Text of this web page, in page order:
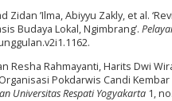
Zidan ’Ilma, Abiyyu Zakly, et al.
Budaya Lokal, Ngimbrang’.
Resha Rahmayanti, Harits Dwi
Pokdarwis Candi
Universitas Respati Yogyakarta 1,